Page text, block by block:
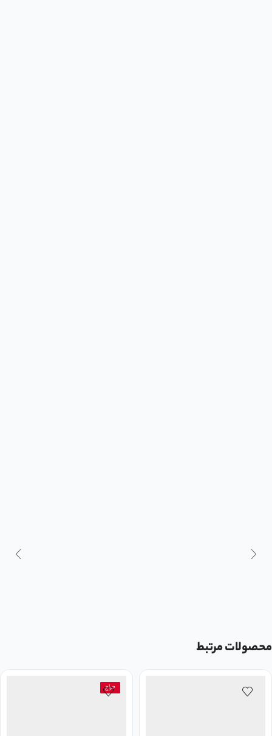
محصولات مرتبط
حراج